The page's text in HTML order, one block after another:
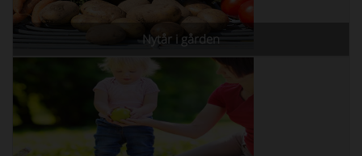
Nytår i gården